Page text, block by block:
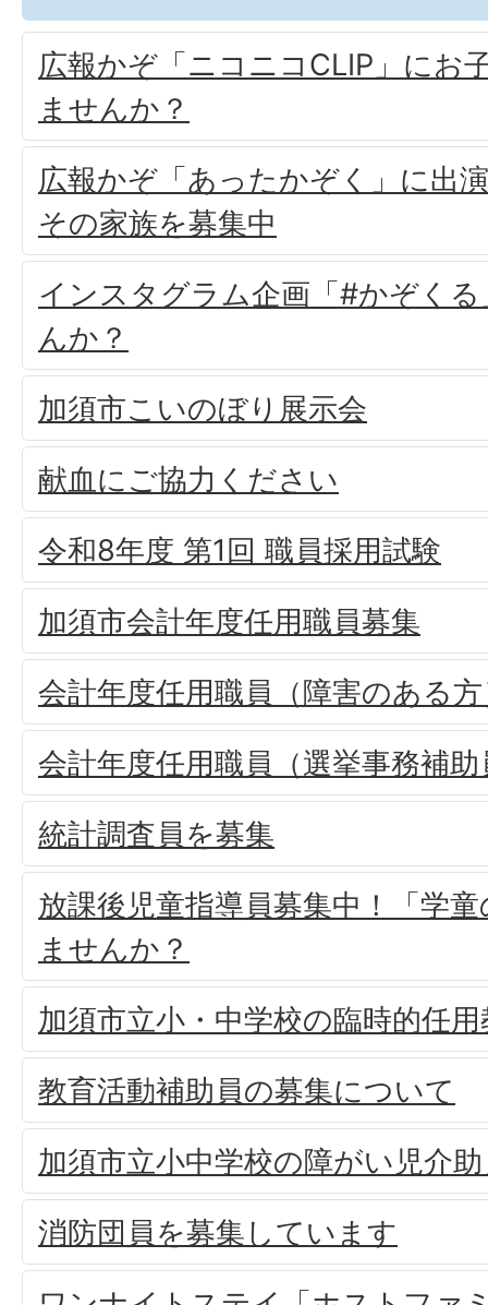
広報かぞ「ニコニコCLIP」にお
ませんか？
広報かぞ「あったかぞく」に出
その家族を募集中
インスタグラム企画「#かぞく
んか？
加須市こいのぼり展示会
献血にご協力ください
令和8年度 第1回 職員採用試験
加須市会計年度任用職員募集
会計年度任用職員（障害のある
会計年度任用職員（選挙事務補
統計調査員を募集
放課後児童指導員募集中！「学
ませんか？
加須市立小・中学校の臨時的任
教育活動補助員の募集について
加須市立小中学校の障がい児介
消防団員を募集しています